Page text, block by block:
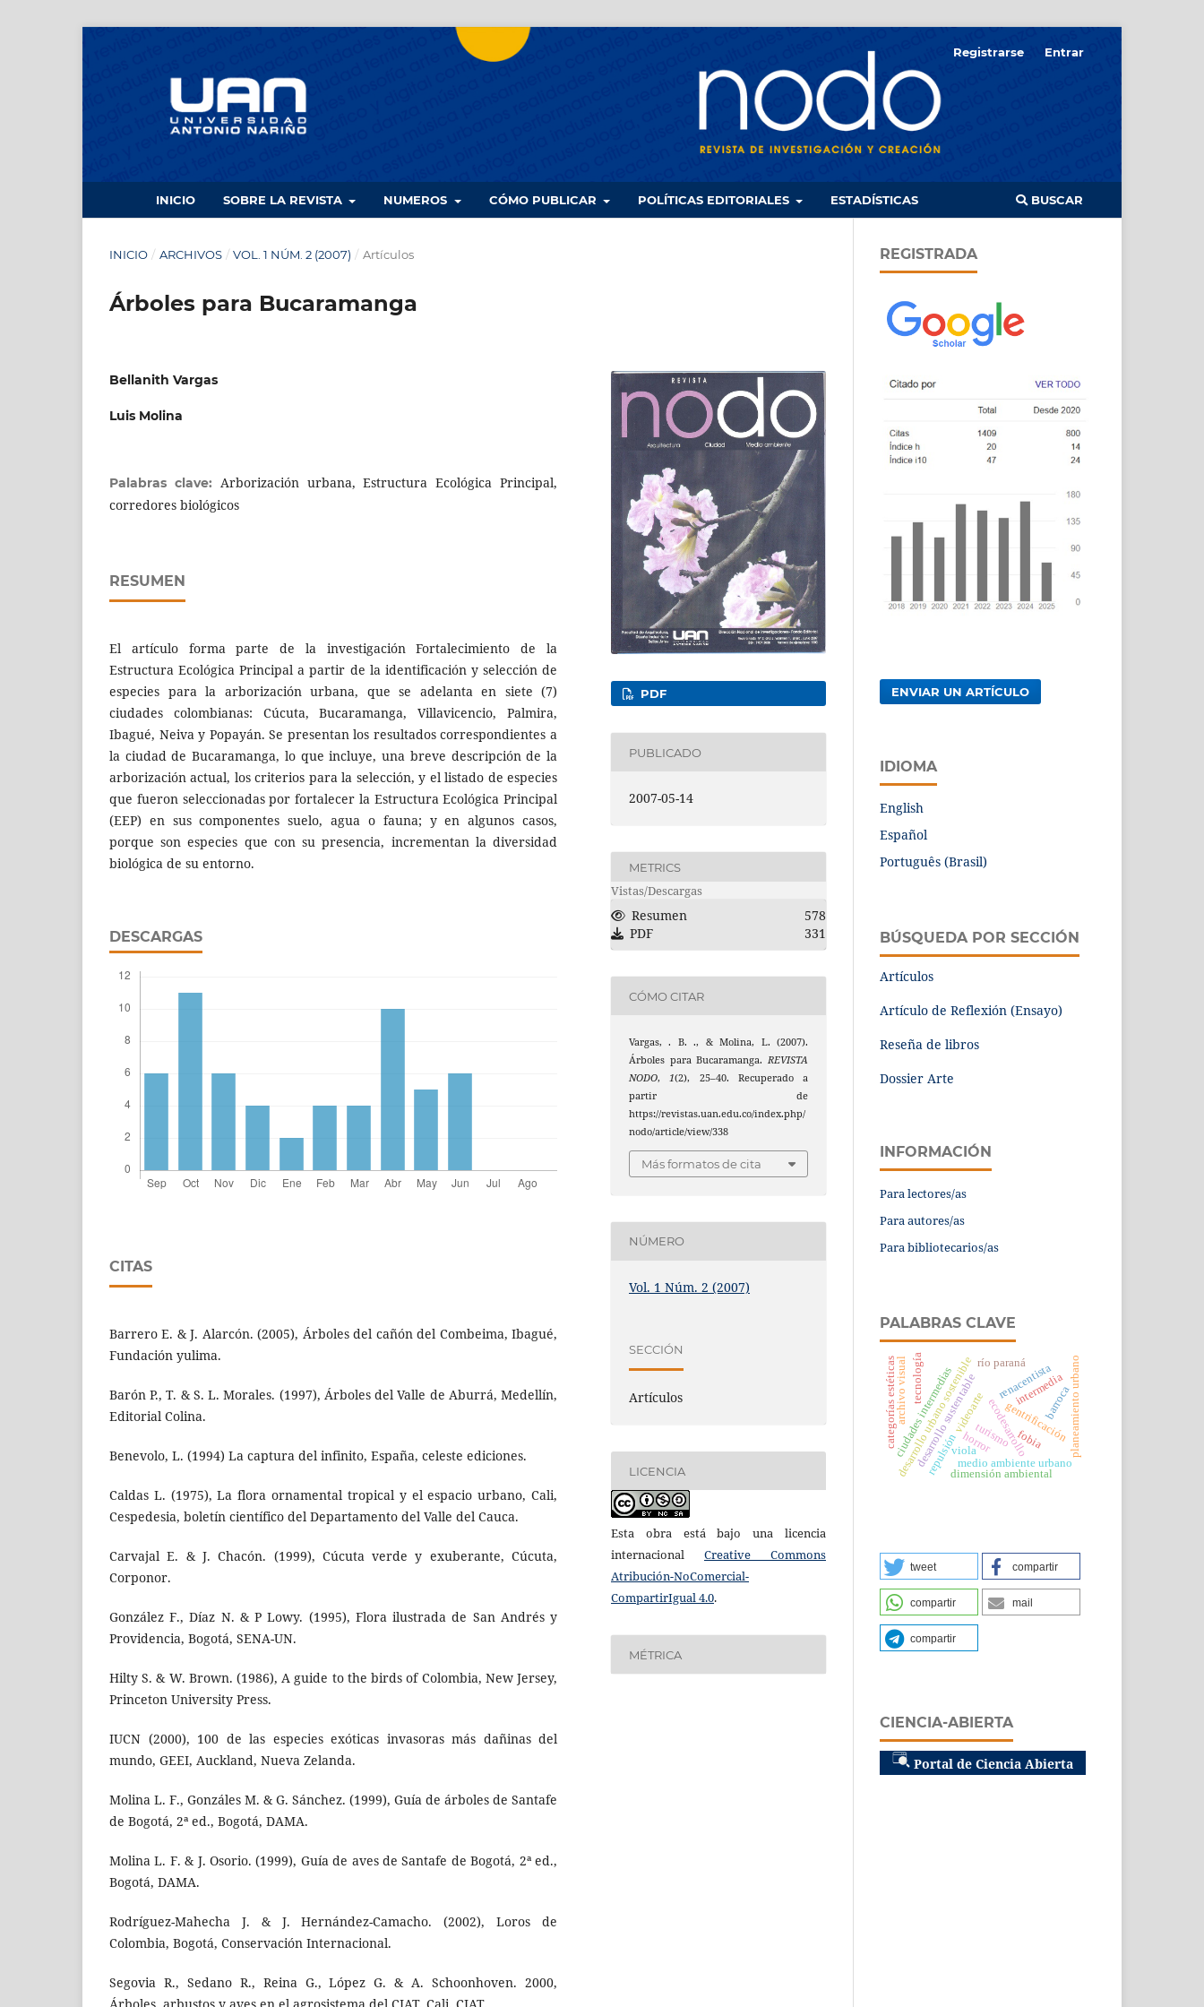
INICIO SOBRE LA REVISTA NUMEROS CÓMO PUBLICAR POLÍTICAS EDITORIALES ESTADÍSTICAS BUSCAR
Registrarse Entrar
INICIO / ARCHIVOS / VOL. 1 NÚM. 2 (2007) / Artículos
Árboles para Bucaramanga
Bellanith Vargas
Luis Molina
Palabras clave: Arborización urbana, Estructura Ecológica Principal,
corredores biológicos
RESUMEN
El artículo forma parte de la investigación Fortalecimiento de la
Estructura Ecológica Principal a partir de la identificación y selección de
especies para la arborización urbana, que se adelanta en siete (7)
ciudades colombianas: Cúcuta, Bucaramanga, Villavicencio, Palmira,
Ibagué, Neiva y Popayán. Se presentan los resultados correspondientes a
la ciudad de Bucaramanga, lo que incluye, una breve descripción de la
arborización actual, los criterios para la selección, y el listado de especies
que fueron seleccionadas por fortalecer la Estructura Ecológica Principal
(EEP) en sus componentes suelo, agua o fauna; y en algunos casos,
porque son especies que con su presencia, incrementan la diversidad
biológica de su entorno.
DESCARGAS
CITAS
Barrero E. & J. Alarcón. (2005), Árboles del cañón del Combeima, Ibagué,
Fundación yulima.
Barón P., T. & S. L. Morales. (1997), Árboles del Valle de Aburrá, Medellín,
Editorial Colina.
Benevolo, L. (1994) La captura del infinito, España, celeste ediciones.
Caldas L. (1975), La flora ornamental tropical y el espacio urbano, Cali,
Cespedesia, boletín científico del Departamento del Valle del Cauca.
Carvajal E. & J. Chacón. (1999), Cúcuta verde y exuberante, Cúcuta,
Corponor.
González F., Díaz N. & P Lowy. (1995), Flora ilustrada de San Andrés y
Providencia, Bogotá, SENA-UN.
Hilty S. & W. Brown. (1986), A guide to the birds of Colombia, New Jersey,
Princeton University Press.
IUCN (2000), 100 de las especies exóticas invasoras más dañinas del
mundo, GEEI, Auckland, Nueva Zelanda.
Molina L. F., Gonzáles M. & G. Sánchez. (1999), Guía de árboles de Santafe
de Bogotá, 2ª ed., Bogotá, DAMA.
Molina L. F. & J. Osorio. (1999), Guía de aves de Santafe de Bogotá, 2ª ed.,
Bogotá, DAMA.
Rodríguez-Mahecha J. & J. Hernández-Camacho. (2002), Loros de
Colombia, Bogotá, Conservación Internacional.
Segovia R., Sedano R., Reina G., López G. & A. Schoonhoven. 2000,
PDF
PUBLICADO
2007-05-14
METRICS
Vistas/Descargas
Resumen
578
PDF
331
CÓMO CITAR
Vargas, . B. ., & Molina, L. (2007).
Árboles para Bucaramanga. REVISTA
NODO,1(2), 25–40. Recuperado a
partir de
https://revistas.uan.edu.co/index.php/
nodo/article/view/338
Más formatos de cita
NÚMERO
Vol. 1 Núm. 2 (2007)
SECCIÓN
Artículos
LICENCIA
Esta obra está bajo una licencia
internacional Creative Commons
Atribución-NoComercial-
CompartirIgual 4.0.
MÉTRICA
REGISTRADA
ENVIAR UN ARTÍCULO
IDIOMA
English
Español
Português (Brasil)
BÚSQUEDA POR SECCIÓN
Artículos
Artículo de Reflexión (Ensayo)
Reseña de libros
Dossier Arte
INFORMACIÓN
Para lectores/as
Para autores/as
Para bibliotecarios/as
PALABRAS CLAVE
gentrificación
ecodesarrollo
repulsiónhorror planeamiento urbano
desarrollo sustentable
desarrollo urbano sostenible
ciudades intermedias
medio ambiente urbano
dimensión ambiental
categorías estéticas
viola
videoarte
renacentista
barroca
fobia
tecnología río paraná
archivo visual
turismo
intermedia
tweet compartir
compartir mail
compartir
CIENCIA-ABIERTA
Portal de Ciencia Abierta